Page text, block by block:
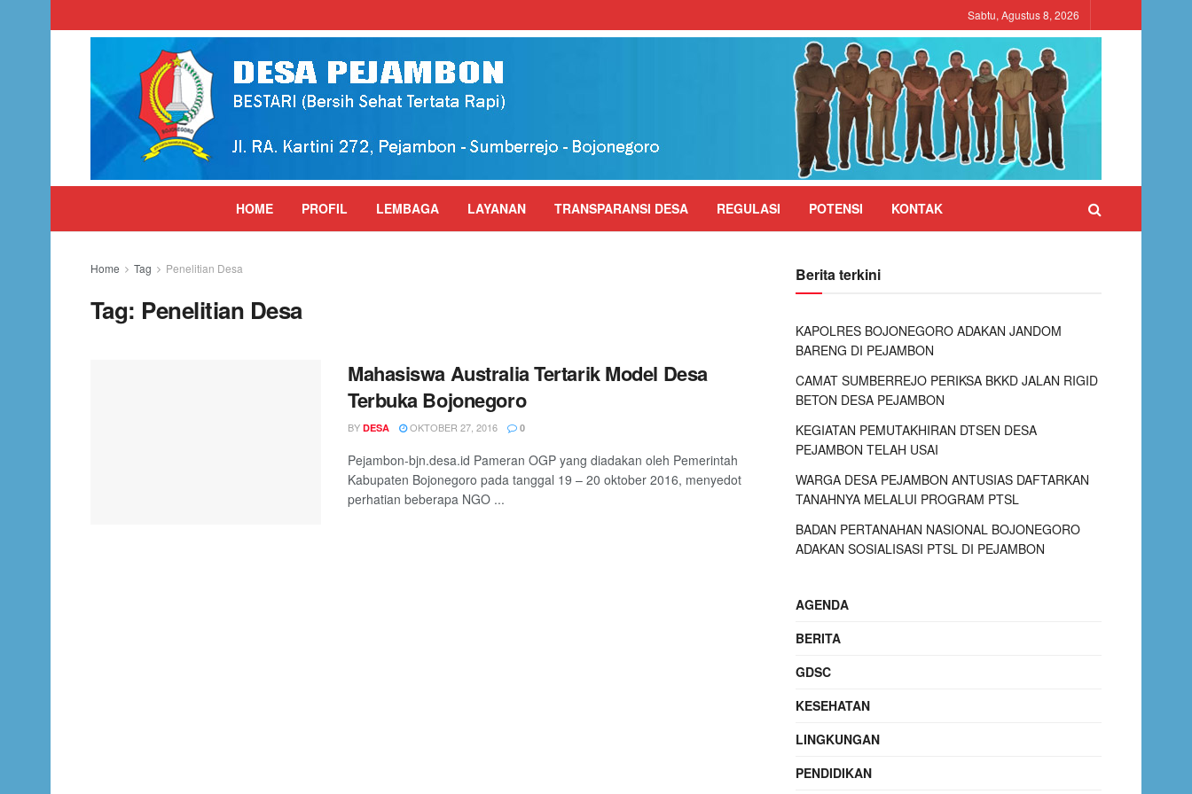
Sabtu, Agustus 8, 2026
HOME PROFIL LEMBAGA LAYANAN TRANSPARANSI DESA REGULASI POTENSI KONTAK
Home Tag Penelitian Desa
Tag: Penelitian Desa
Mahasiswa Australia Tertarik Model Desa
Terbuka Bojonegoro
BY DESA OKTOBER 27, 2016 0
Pejambon-bjn.desa.id Pameran OGP yang diadakan oleh Pemerintah
Kabupaten Bojonegoro pada tanggal 19 – 20 oktober 2016, menyedot
perhatian beberapa NGO ...
Berita terkini
KAPOLRES BOJONEGORO ADAKAN JANDOM
BARENG DI PEJAMBON
CAMAT SUMBERREJO PERIKSA BKKD JALAN RIGID
BETON DESA PEJAMBON
KEGIATAN PEMUTAKHIRAN DTSEN DESA
PEJAMBON TELAH USAI
WARGA DESA PEJAMBON ANTUSIAS DAFTARKAN
TANAHNYA MELALUI PROGRAM PTSL
BADAN PERTANAHAN NASIONAL BOJONEGORO
ADAKAN SOSIALISASI PTSL DI PEJAMBON
AGENDA
BERITA
GDSC
KESEHATAN
LINGKUNGAN
PENDIDIKAN